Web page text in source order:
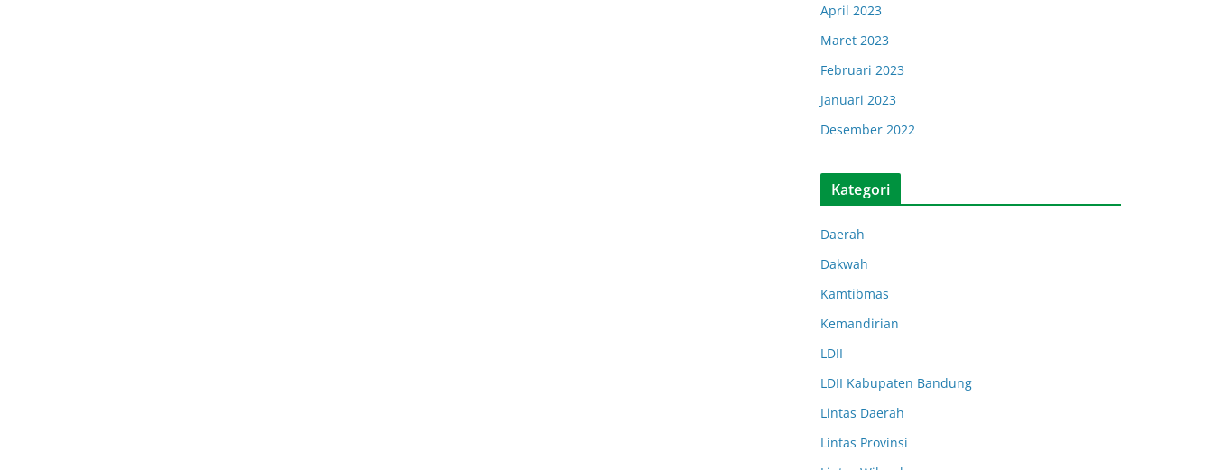
April 2023
Maret 2023
Februari 2023
Januari 2023
Desember 2022
Kategori
Daerah
Dakwah
Kamtibmas
Kemandirian
LDII
LDII Kabupaten Bandung
Lintas Daerah
Lintas Provinsi